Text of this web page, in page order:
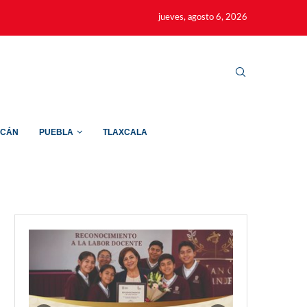
jueves, agosto 6, 2026
PUEBLA TLAXCALA